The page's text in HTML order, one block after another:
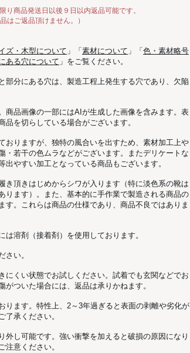
り商品発送日以後９日以内返品可能です。
はご返品頂けません。）
ズ・木型について 」「 素材について 」「 色・素材略号
ある穴について 」をご覧ください。
部分にある穴は、製造工程上発生する穴であり、欠陥
商品画像の一部にはAIが生成した画像を含みます。表
品を切らしている場合がございます。
おりますが、独特の風合いを出すため、素材加工上
・若干の色ムラなどがございます。またデリケートな
出やすい加工となっている商品もございます。
き頂きはじめからシワが入ります（特に淡色系の靴は
ります）。また、基本的に手作業で製造される商品の
す。これらは商品の仕様であり、商品不良ではありま
は溶剤（接着剤）を使用しております。
さい。
にくい状態でお試しください。試着でも玄関などでお
がついた場合には、返品は承りかねます。
ります。特性上、2～3年過ぎると表面の剥離や劣化が
了承ください。
外し可能です。強い衝撃を加えると破損の原因になり
注意ください。